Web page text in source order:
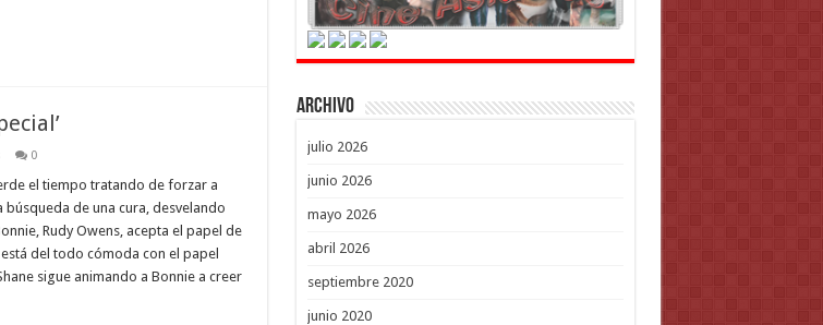
0
el tiempo tratando de forzar a
de una cura, desvelando
Rudy Owens, acepta el papel de
del todo cómoda con el papel
sigue animando a Bonnie a creer
Archivo
julio 2026
junio 2026
mayo 2026
abril 2026
septiembre 2020
junio 2020